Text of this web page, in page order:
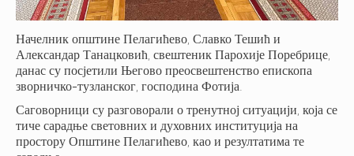
Начелник општине Пелагићево, Славко Тешић и
Александар Танацковић, свештеник Парохије Поребрице,
данас су посјетили Његово преосвештенство епископа
зворничко-тузланског, господина Фотија.
Саговорници су разговорали о тренутној ситуацији, која се
тиче сарадње световних и духовних институција на
простору Општине Пелагићево, као и резултатима те